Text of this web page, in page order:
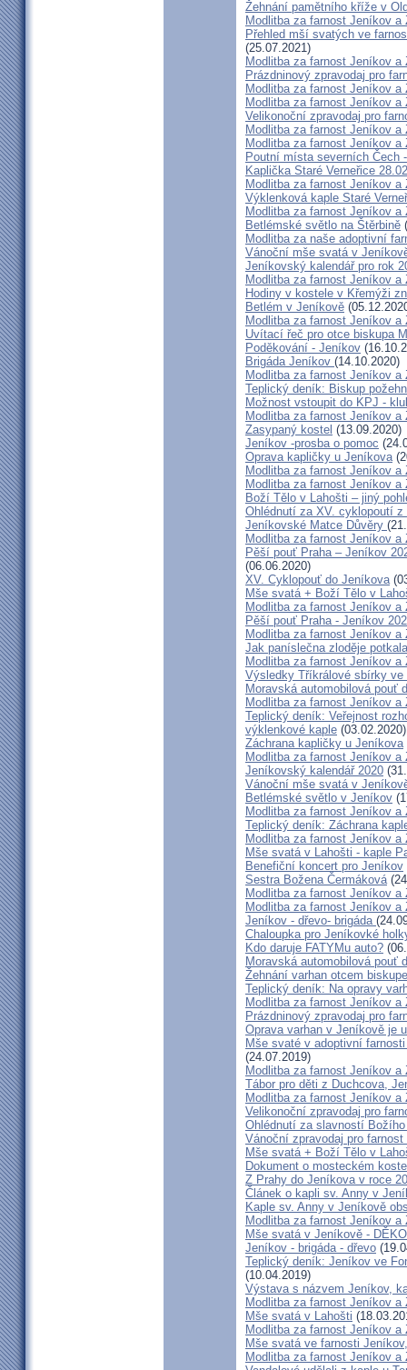
Žehnání pamětního kříže v
Modlitba za farnost Jeníkov a
Přehled mší svatých ve
(25.07.2021)
Modlitba za farnost Jeníkov a
Prázdninový zpravodaj pro
Modlitba za farnost Jeníkov
Modlitba za farnost Jeníkov a
Velikonoční zpravodaj pro
Modlitba za farnost Jeníkov a
Modlitba za farnost Jeníkov a
Poutní místa severních Čech
Kaplička Staré Verneřice
Modlitba za farnost Jeníkov a
Výklenková kaple Staré
Modlitba za farnost Jeníkov a
Betlémské světlo na Štěrbině
Modlitba za naše adoptivní
Vánoční mše svatá v
Jeníkovský kalendář pro rok
Modlitba za farnost Jeníkov a
Hodiny v kostele v Křemýži
Betlém v Jeníkově
Modlitba za farnost Jeníkov
Uvítací řeč pro otce biskupa
Poděkování - Jeníkov
Brigáda Jeníkov (14.10.2020)
Modlitba za farnost Jeníkov a
Teplický deník: Biskup
Možnost vstoupit do KPJ -
Modlitba za farnost Jeníkov a
Zasypaný kostel (13.09.2020)
Jeníkov -prosba o pomoc
Oprava kapličky u Jeníkova
Modlitba za farnost Jeníkov a
Modlitba za farnost Jeníkov a
Boží Tělo v Lahošti – jiný
Ohlédnutí za XV. cyklopoutí
Jeníkovské Matce Důvěry
Modlitba za farnost Jeníkov a
Pěší pouť Praha – Jeníkov
(06.06.2020)
XV. Cyklopouť do Jeníkova
Mše svatá + Boží Tělo v
Modlitba za farnost Jeníkov a
Pěší pouť Praha - Jeníkov
Modlitba za farnost Jeníkov a
Jak paníslečna zloděje potkala
Modlitba za farnost Jeníkov a
Výsledky Tříkrálové sbírky
Moravská automobilová pouť
Modlitba za farnost Jeníkov a
Teplický deník: Veřejnost
výklenkové kaple (03.02.2020)
Záchrana kapličky u Jeníkova
Modlitba za farnost Jeníkov a
Jeníkovský kalendář 2020
Vánoční mše svatá v
Betlémské světlo v Jeníkov
Modlitba za farnost Jeníkov a
Teplický deník: Záchrana
Modlitba za farnost Jeníkov a
Mše svatá v Lahošti - kaple
Benefiční koncert pro Jeníkov
Sestra Božena Čermáková
Modlitba za farnost Jeníkov a
Modlitba za farnost Jeníkov a
Jeníkov - dřevo- brigáda
Chaloupka pro Jeníkovké
Kdo daruje FATYMu auto?
Moravská automobilová pouť
Žehnání varhan otcem
Teplický deník: Na opravy
Modlitba za farnost Jeníkov a
Prázdninový zpravodaj pro
Oprava varhan v Jeníkově je
Mše svaté v adoptivní
(24.07.2019)
Modlitba za farnost Jeníkov a
Tábor pro děti z Duchcova,
Modlitba za farnost Jeníkov a
Velikonoční zpravodaj pro
Ohlédnutí za slavností
Vánoční zpravodaj pro
Mše svatá + Boží Tělo v
Dokument o mosteckém
Z Prahy do Jeníkova v roce
Článek o kapli sv. Anny v
Kaple sv. Anny v Jeníkově
Modlitba za farnost Jeníkov a
Mše svatá v Jeníkově -
Jeníkov - brigáda - dřevo
Teplický deník: Jeníkov ve
(10.04.2019)
Výstava s názvem Jeníkov,
Modlitba za farnost Jeníkov a
Mše svatá v Lahošti
Modlitba za farnost Jeníkov a
Mše svatá ve farnosti
Modlitba za farnost Jeníkov a